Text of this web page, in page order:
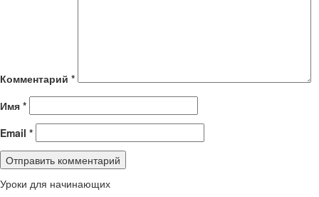
Комментарий *
Имя *
Email *
Уроки для начинающих